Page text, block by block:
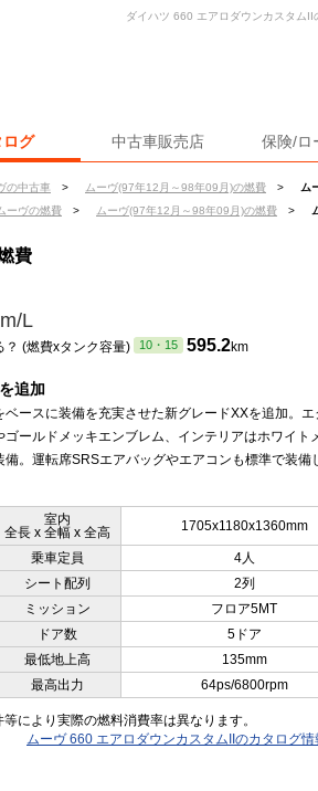
ログ 中古車販売店 保険/ロ
の中古車 > ムーヴ(97年12月～98年09月)の燃費 >
ム
ーヴの燃費 > ムーヴ(97年12月～98年09月)の燃費 >
ダイハツ 660 エアロダウンカスタム
費
L
？ (燃費xタンク容量) 10・15 595.2km
追加
ースに装備を充実させた新グレードXXを追加。エ
ゴールドメッキエンブレム、インテリアはホワイト
。運転席SRSエアバッグやエアコンも標準で装備
室内
全長 x 全幅 x 全高
1705x1180x1360mm
乗車定員
4人
シート配列
2列
ミッション
フロア5MT
ドア数
5ドア
最低地上高
135mm
最高出力 64ps/6800rpm
により実際の燃料消費率は異なります。
ムーヴ 660 エアロダウンカスタムIIのカタログ情